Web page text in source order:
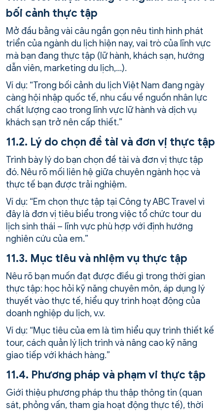
bối cảnh thực tập
Mở đầu bằng vài câu ngắn gọn nêu tình hình phát
triển của ngành du lịch hiện nay, vai trò của lĩnh vực
mà bạn đang thực tập (lữ hành, khách sạn, hướng
dẫn viên, marketing du lịch,…).
Ví dụ: “Trong bối cảnh du lịch Việt Nam đang ngày
càng hội nhập quốc tế, nhu cầu về nguồn nhân lực
chất lượng cao trong lĩnh vực lữ hành và dịch vụ
khách sạn trở nên cấp thiết.”
11.2. Lý do chọn đề tài và đơn vị thực tập
Trình bày lý do bạn chọn đề tài và đơn vị thực tập
đó. Nêu rõ mối liên hệ giữa chuyên ngành học và
thực tế bạn được trải nghiệm.
Ví dụ: “Em chọn thực tập tại Công ty ABC Travel vì
đây là đơn vị tiêu biểu trong việc tổ chức tour du
lịch sinh thái – lĩnh vực phù hợp với định hướng
nghiên cứu của em.”
11.3. Mục tiêu và nhiệm vụ thực tập
Nêu rõ bạn muốn đạt được điều gì trong thời gian
thực tập: học hỏi kỹ năng chuyên môn, áp dụng lý
thuyết vào thực tế, hiểu quy trình hoạt động của
doanh nghiệp du lịch, v.v.
Ví dụ: “Mục tiêu của em là tìm hiểu quy trình thiết kế
tour, cách quản lý lịch trình và nâng cao kỹ năng
giao tiếp với khách hàng.”
11.4. Phương pháp và phạm vi thực tập
Giới thiệu phương pháp thu thập thông tin (quan
sát, phỏng vấn, tham gia hoạt động thực tế), thời